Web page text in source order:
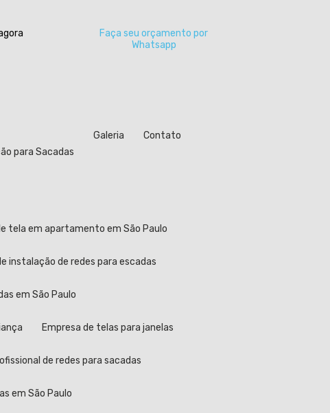
Faça seu orçamento por
Whatsapp
para Sacadas
Galeria Contato
tela em apartamento em São Paulo
instalação de redes para escadas
em São Paulo
Empresa de telas para janelas
de redes para sacadas
em São Paulo